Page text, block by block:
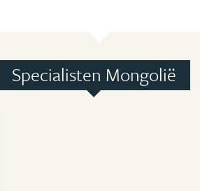
Specialisten Mongolië